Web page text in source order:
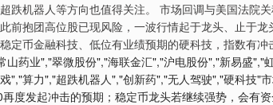
跌机器人等方向也值得关注。 市场回调与美国法院
前抱团高位股已现风险，一波行情起于龙头、止于
定币金融科技、低位有业绩预期的硬科技，指数有冲
山药业","翠微股份","海联金汇","沪电股份","新易盛","
","算力","超跌机器人","创新药","无人驾驶","硬科技"
度发起冲击的预期；稳定币龙头若继续强势，会有